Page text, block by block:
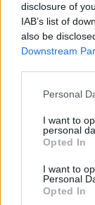
disclosure of
IAB’s list of
also be
Downstream
Personal
I want to
personal
Opted In
I want to
Personal
Opted In
Men det er
drivere og filer.
Hold altid
som kan
Grafikkortet
Flash player
spillet, bruger
Det skader
en